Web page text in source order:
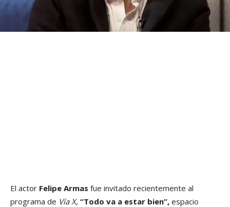
El actor Felipe Armas fue invitado recientemente al
programa de Vía X, “Todo va a estar bien”, espacio